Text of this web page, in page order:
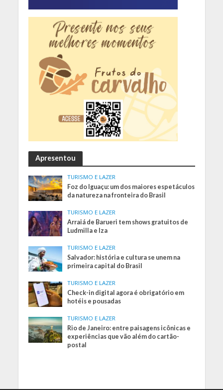
Apresentou
TURISMO E LAZER
Foz do Iguaçu: um dos maiores espetáculos
da natureza na fronteira do Brasil
TURISMO E LAZER
Arraiá de Barueri tem shows gratuitos de
Ludmilla e Iza
TURISMO E LAZER
Salvador: história e cultura se unem na
primeira capital do Brasil
TURISMO E LAZER
Check-in digital agora é obrigatório em
hotéis e pousadas
TURISMO E LAZER
Rio de Janeiro: entre paisagens icônicas e
experiências que vão além do cartão-
postal